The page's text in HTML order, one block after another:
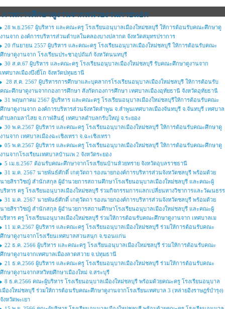
ภาพการศึกษาดูงานจากหน่วยงานภายนอก
28 พ.ย.2567 ผู้บริหาร และคณะครู โรงเรียนอนุบาลเมืองใหม่ชลบุรี ให้การต้อนรับคณะศึกษาดู
งานจาก องค์การบริหารส่วนตำบลในคลองบางปลากด จังหวัดสมุทรปราการ
20 กันยายน 2557 ผู้บริหาร และคณะครู โรงเรียนอนุบาลเมืองใหม่ชลบุรี ให้การต้อนรับคณะ
ศึกษาดูงานจาก โรงเรียนประชาอุปถัมภ์ จังหวัดนนทบุรี
30 ส.ค.67 ผู้บริหาร และคณะครู โรงเรียนอนุบาลเมืองใหม่ชลบุรี รับคณะศึกษาดูงานจาก
เทศบาลเมืองบึงยี่โถ จังหวัดปทุมธานี
28 ส.ค. 2567 ผู้บริหารการศึกษาและบุคลากรโรงเรียนอนุบาลเมืองใหม่ชลบุรี ให้การต้อนรับ
คณะศึกษาดูงานจากกองการศึกษา สังกัดกองการศึกษา เทศบาลเมืองอุทัยธานี จังหวัดอุทัยธานี
31 พฤษภาคม 2567 ผู้บริหาร และคณะครู โรงเรียนอนุบาลเมืองใหม่ชลบุรีให้การต้อนรับคณะ
ศึกษาดูงานจาก องค์การบริหารส่วนจังหวัดลำพูน จ.ลำพูนเทศบาลเมืองจันทบุรี จ.จันทบุรี เทศบาล
ตำบลกมลาไสย จ.กาฬสินธุ์ เทศบาลตำบลกรับใหญ่ จ.ระยอง
30 พ.ค.2567 ผู้บริหาร และคณะครู โรงเรียนอนุบาลเมืองใหม่ชลบุรี ให้การต้อนรับคณะศึกษาดู
งานจาก เทศบาลเมืองฉะเชิงเทรา จ.ฉะเชิงเทรา
05 พ.ค.2567 ผู้บริหาร และคณะครู โรงเรียนอนุบาลเมืองใหม่ชลบุรี ให้การต้อนรับคณะศึกษาดู
งานจากโรงเรียนเทศบาลบ้านเพ 2 จังหวัดระยอง
5 เม.ย.2567 ต้อนรับคณะศึกษาจากโรงเรียนบ้านห้วยทราย จังหวัดอุบลราชธานี
31 ม.ค. 2567 นายพันธ์ศักดิ์ เกตุวัตถา รองนายกองค์การบริหารส่วนจังหวัดชลบุรี พร้อมด้วย
นายสิราวิชญ์ สำนักสกุล ผู้อำนวยการสถานศึกษาโรงเรียนอนุบาลเมืองใหม่ชลบุรี และคณะผู้
บริหาร ครู โรงเรียนอนุบาลเมืองใหม่ชลบุรี ร่วมกิจกรรมการแลกเปลี่ยนทางวิชาการและวัฒนธรร
31 ม.ค. 2567 นายพันธ์ศักดิ์ เกตุวัตถา รองนายกองค์การบริหารส่วนจังหวัดชลบุรี พร้อมด้วย
นายสิราวิชญ์ สำนักสกุล ผู้อำนวยการสถานศึกษาโรงเรียนอนุบาลเมืองใหม่ชลบุรี และคณะผู้
บริหาร ครู โรงเรียนอนุบาลเมืองใหม่ชลบุรี ร่วมให้การต้อนรับคณะศึกษาดูงานจาก เทศบาลเม
11 ม.ค.2567 ผู้บริหาร และคณะครู โรงเรียนอนุบาลเมืองใหม่ชลบุรี ร่วมให้การต้อนรับคณะ
ศึกษาดูงานจากโรงเรียนเทศบาลสวนสนุก จ.ขอนแก่น
22 ธ.ค. 2566 ผู้บริหาร และคณะครู โรงเรียนอนุบาลเมืองใหม่ชลบุรี ร่วมให้การต้อนรับคณะ
ศึกษาดูงานจากเทศบาลเมืองลาดสวาย จ.ปทุมธานี
21 ธ.ค.2566 ผู้บริหาร และคณะครู โรงเรียนอนุบาลเมืองใหม่ชลบุรี ร่วมให้การต้อนรับคณะ
ศึกษาดูงานจากสหวิทยศึกษาเมืองใหม่ จ.สระบุรี
8 ธ.ค.2566 คณะผู้บริหาร โรงเรียนอนุบาลเมืองใหม่ชลบุรี พร้อมด้วยคณะครู โรงเรียนอนุบาล
เมืองใหม่ชลบุรี ร่วมให้การต้อนรับคณะศึกษาดูงานจากโรงเรียนเทศบาล 3 (หล่ายอิงราษฎร์บำรุง)
จังหวัดพะเยา